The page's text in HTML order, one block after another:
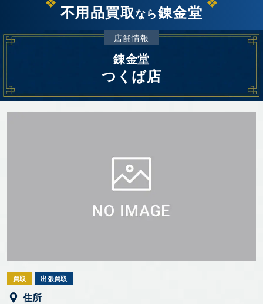
不用品買取なら 錬金堂
店舗情報
錬金堂
つくば店
買取 出張買取
住所